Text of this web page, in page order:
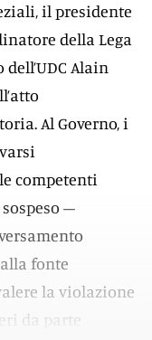
il presidente
della Lega
Alain
Al Governo, i
competenti
–
fonte
la violazione
da parte